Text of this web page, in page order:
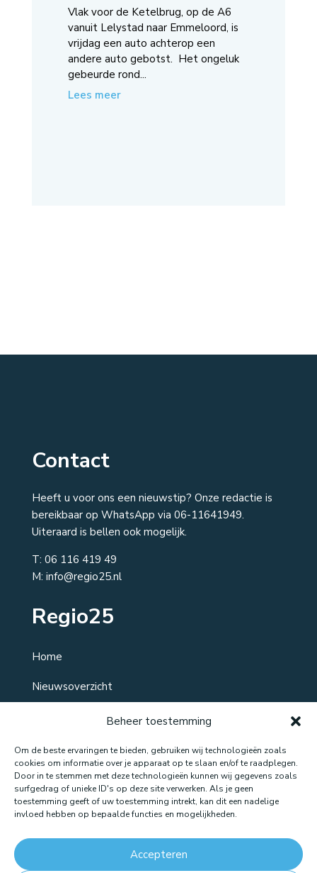
Beheer toestemming
Om de beste ervaringen te bieden, gebruiken wij technologieën zoals
cookies om informatie over je apparaat op te slaan en/of te raadplegen.
Door in te stemmen met deze technologieën kunnen wij gegevens zoals
surfgedrag of unieke ID's op deze site verwerken. Als je geen
toestemming geeft of uw toestemming intrekt, kan dit een nadelige
invloed hebben op bepaalde functies en mogelijkheden.
Accepteren
Vlak voor de Ketelbrug, op de A6
vanuit Lelystad naar Emmeloord, is
vrijdag een auto achterop een
andere auto gebotst. Het ongeluk
gebeurde rond...
Lees meer
Contact
Heeft u voor ons een nieuwstip? Onze redactie is
bereikbaar op WhatsApp via 06-11641949.
Uiteraard is bellen ook mogelijk.
T: 06 116 419 49
M: info@regio25.nl
Regio25
Home
Nieuwsoverzicht
Contact
Website gemaakt door: LOEQ